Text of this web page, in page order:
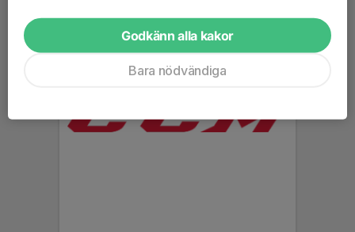
Godkänn alla kakor
Bara nödvändiga